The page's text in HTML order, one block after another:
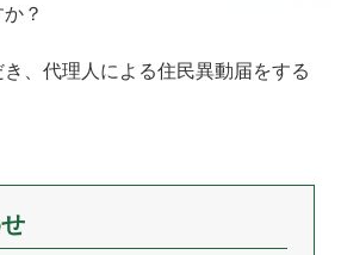
？
、代理人による住民異動届をする